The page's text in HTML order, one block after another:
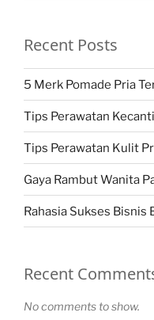
Recent Posts
5 Merk Pomade Pria
Tips Perawatan
Tips Perawatan Kulit
Gaya Rambut Wanita
Rahasia Sukses Bisnis
Recent
No comments to show.